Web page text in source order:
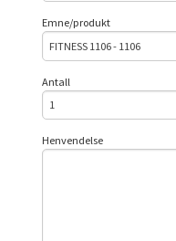
Emne/produkt
Antall
Henvendelse